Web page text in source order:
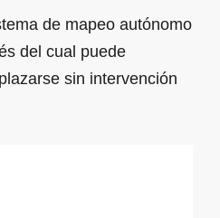
de mapeo autónomo
del cual puede
sin intervención